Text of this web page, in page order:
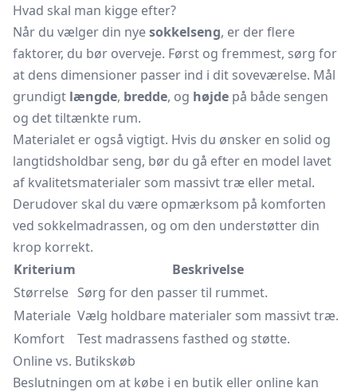
Hvad skal man kigge efter?
Når du vælger din nyesokkelseng, er der flere
faktorer, du bør overveje. Først og fremmest, sørg for
at dens dimensioner passer ind i dit soveværelse. Mål
grundigt længde, bredde, og højde på både sengen
og det tiltænkte rum.
Materialet er også vigtigt. Hvis du ønsker en solid og
langtidsholdbar seng, bør du gå efter en model lavet
af kvalitetsmaterialer som massivt træ eller metal.
Derudover skal du være opmærksom på komforten
ved sokkelmadrassen, og om den understøtter din
krop korrekt.
Kriterium
Beskrivelse
Størrelse Sørg for den passer til rummet.
Materiale Vælg holdbare materialer som massivt træ.
Komfort
Test madrassens fasthed og støtte.
Online vs. Butikskøb
Beslutningen om at købe i en butik eller online kan